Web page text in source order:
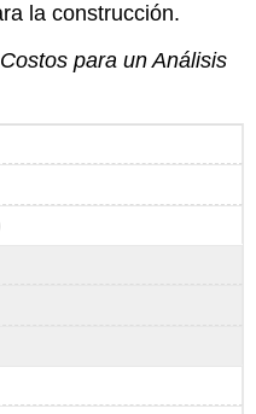
la construcción.
para un Análisis